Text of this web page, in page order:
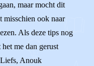
maar mocht dit
misschien ook naar
Als deze tips nog
me dan gerust
Liefs, Anouk